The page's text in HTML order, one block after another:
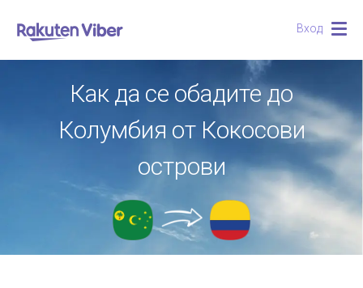
Вход
Как да се обадите до
Колумбия от Кокосови
острови